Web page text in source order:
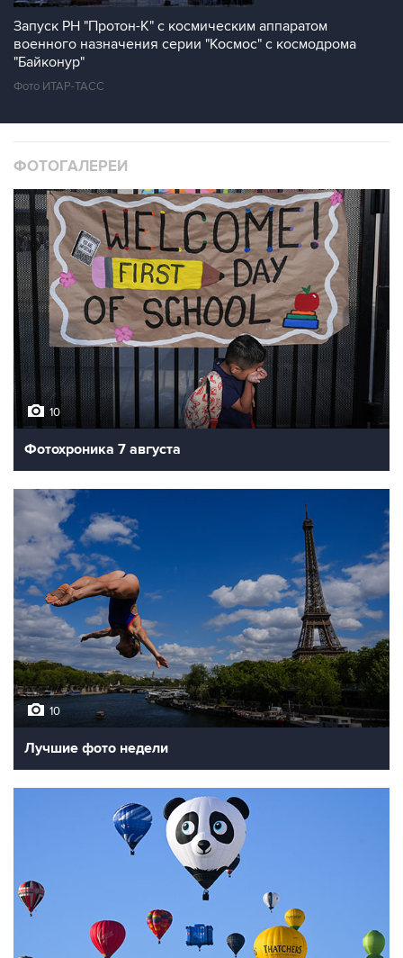
Запуск РН "Протон-К" с космическим аппаратом
военного назначения серии "Космос" с космодрома
"Байконур"
Фото ИТАР-ТАСС
ФОТОГАЛЕРЕИ
10
Фотохроника 7 августа
10
Лучшие фото недели